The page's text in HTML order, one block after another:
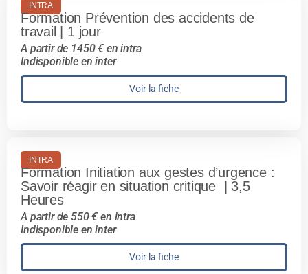
INTRA
Formation Prévention des accidents de
travail | 1 jour
A partir de 1450 € en intra
Indisponible en inter
Voir la fiche
INTRA
Formation Initiation aux gestes d’urgence :
Savoir réagir en situation critique | 3,5
Heures
A partir de 550 € en intra
Indisponible en inter
Voir la fiche